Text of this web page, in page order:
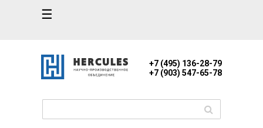
☰
+7 (495) 136-28-79
+7 (903) 547-65-78